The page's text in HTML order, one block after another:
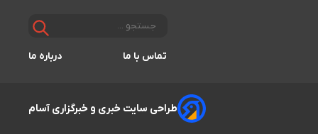
تماس با ما درباره ما
طراحی سایت خبری و خبرگزاری آسام